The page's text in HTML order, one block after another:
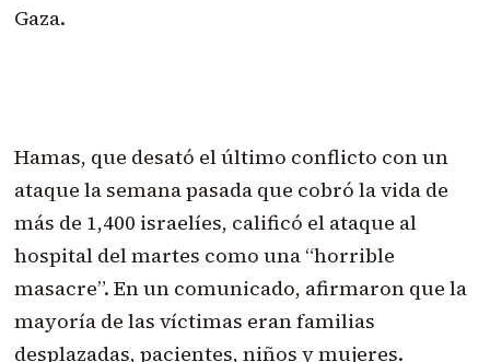
Gaza.
Hamas, que desató el último conflicto con un
ataque la semana pasada que cobró la vida de
más de 1,400 israelíes, calificó el ataque al
hospital del martes como una “horrible
masacre”. En un comunicado, afirmaron que la
mayoría de las víctimas eran familias
desplazadas, pacientes, niños y mujeres.